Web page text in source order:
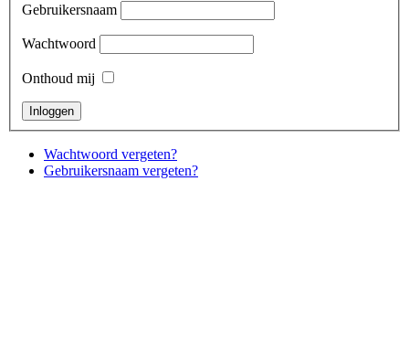
Gebruikersnaam
Wachtwoord
Onthoud mij
Wachtwoord vergeten?
Gebruikersnaam vergeten?